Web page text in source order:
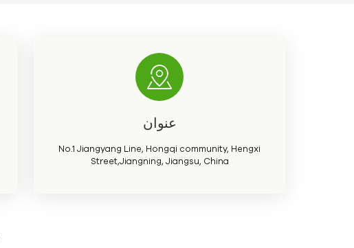
عنوان
No.1 Jiangyang Line, Hongqi community, Hengxi
Street,Jiangning, Jiangsu, China